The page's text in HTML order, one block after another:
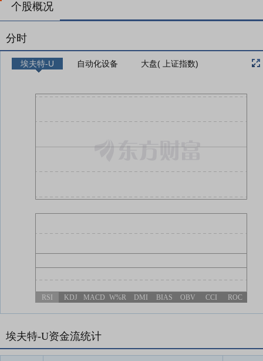
个股概况
分时
埃夫特-U 自动化设备 大盘( 上证指数)
RSI KDJ MACD W%R DMI BIAS OBV CCI ROC
埃夫特-U资金流统计